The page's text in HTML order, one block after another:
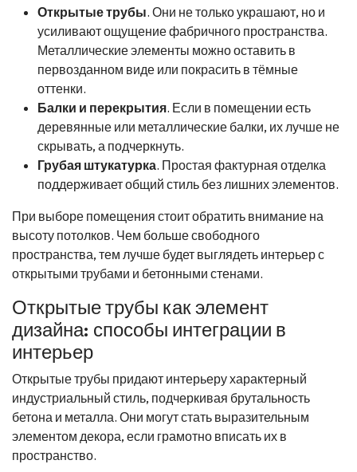
Открытые трубы. Они не только украшают, но и
усиливают ощущение фабричного пространства.
Металлические элементы можно оставить в
первозданном виде или покрасить в тёмные
оттенки.
Балки и перекрытия. Если в помещении есть
деревянные или металлические балки, их лучше не
скрывать, а подчеркнуть.
Грубая штукатурка. Простая фактурная отделка
поддерживает общий стиль без лишних элементов.
При выборе помещения стоит обратить внимание на
высоту потолков. Чем больше свободного
пространства, тем лучше будет выглядеть интерьер с
открытыми трубами и бетонными стенами.
Открытые трубы как элемент
дизайна: способы интеграции в
интерьер
Открытые трубы придают интерьеру характерный
индустриальный стиль, подчеркивая брутальность
бетона и металла. Они могут стать выразительным
элементом декора, если грамотно вписать их в
пространство.